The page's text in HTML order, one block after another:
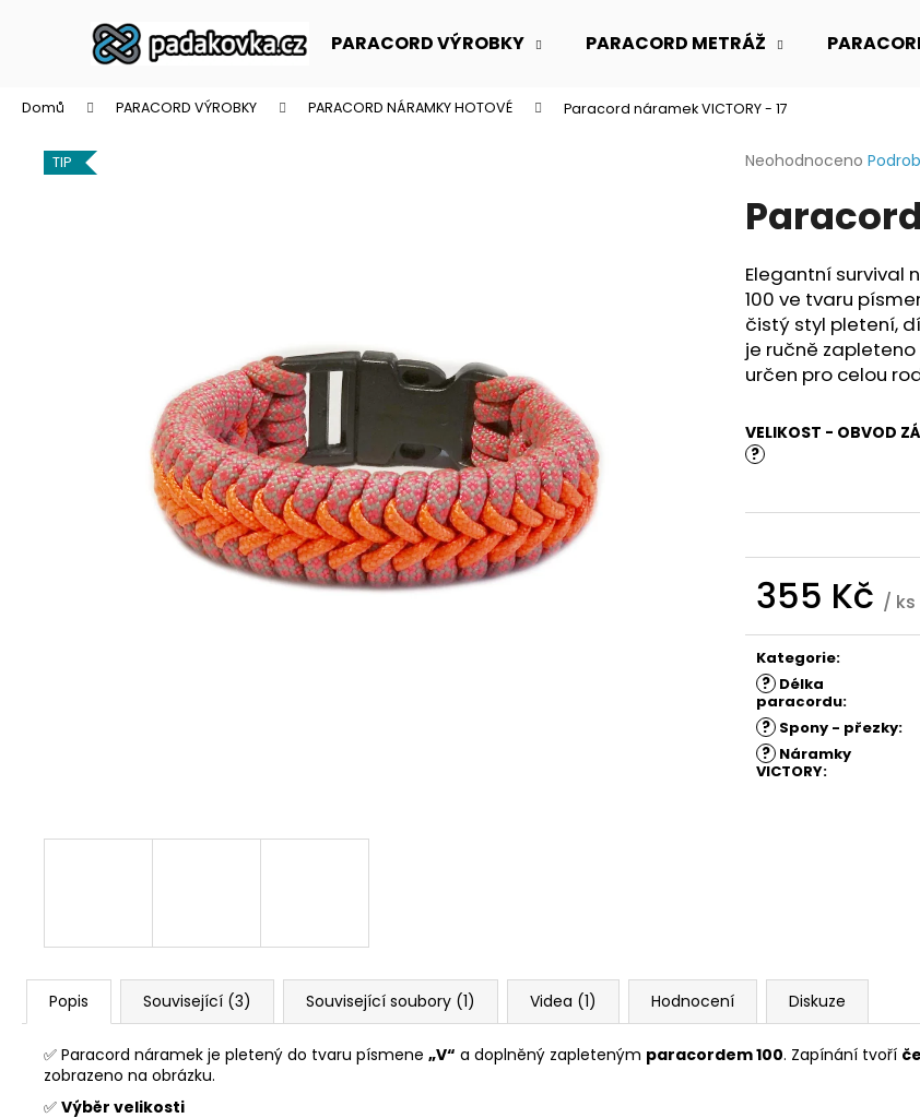
PARACORD VÝROBKY PARACORD METRÁŽ
Domů PARACORD VÝROBKY PARACORD NÁRAMKY HOTOVÉ Paracord náramek VICTORY - 17
Průměrné
produktu
je
z
5
hvězdiček.
Neohodnoceno
Elegantní survival
100 ve tvaru
čistý styl pletení,
je ručně zapleteno
určen pro celou
VELIKOST - OBVOD
?
355 Kč / ks
cena:
Kategorie:
? Délka
paracordu:
? Spony - přezky:
? Náramky
VICTORY:
TIP
Popis Související (3) Související soubory (1) Videa (1) Hodnocení Diskuze
✅ Paracord náramek je pletený do tvaru písmene „V“ a doplněný zapleteným paracordem 100. Zapínání tvoří
zobrazeno na obrázku.
✅ Výběr velikosti
Zpět
obchodu
Zpět
obchodu
Co potřebujete najít?
HLEDAT